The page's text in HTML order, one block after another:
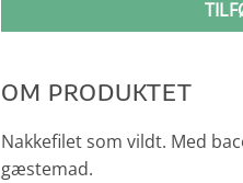
OM PRODUKTET
Nakkefilet som vildt. Med
gæstemad.